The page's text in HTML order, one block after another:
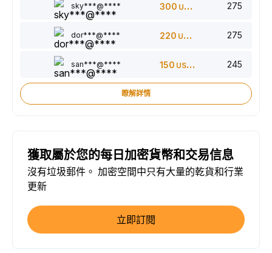
sky***@**** 300 USDT 275
dor***@**** 220 USDT 275
san***@**** 150 USDT 245
瞭解詳情
獲取屬於您的每日加密貨幣和交易信息
沒有垃圾郵件。 加密空間中只有大量的乾貨和行業
更新
立即訂閱